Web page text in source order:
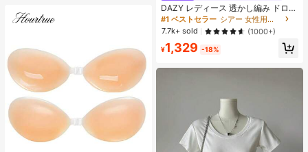
ト、アダプターなし
DAZY レディース 透かし編み ドロッ
プショルダー カバーアップ 夏 シア
ー バケーション ビーチ
#1 ベストセラー
シアー 女性用のカバーアップ
7.7k+ sold
(1000+)
¥1,329 -18%